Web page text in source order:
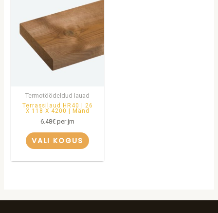
Termotöödeldud lauad
Terrassilaud HR40 | 26
X 118 X 4200 | Mänd
6.48€ per jm
VALI KOGUS